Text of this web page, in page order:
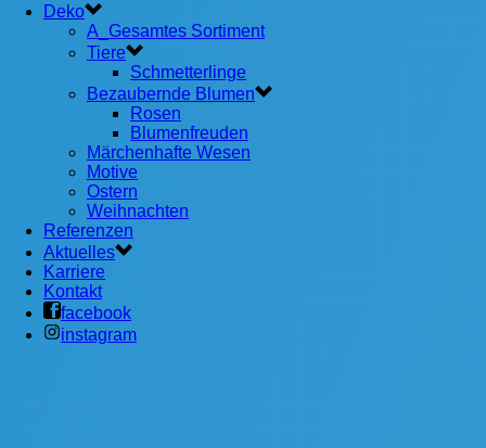
Deko
A_Gesamtes Sortiment
Tiere
Schmetterlinge
Bezaubernde Blumen
Rosen
Blumenfreuden
Märchenhafte Wesen
Motive
Ostern
Weihnachten
Referenzen
Aktuelles
Karriere
Kontakt
facebook
instagram